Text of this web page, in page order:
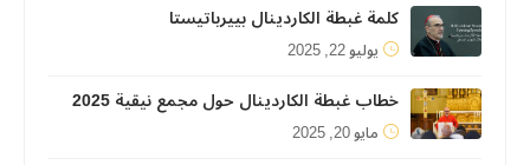
كلمة غبطة الكاردينال بييرباتيستا
يوليو 22, 2025
خطاب غبطة الكاردينال حول مجمع نيقية 2025
مايو 20, 2025